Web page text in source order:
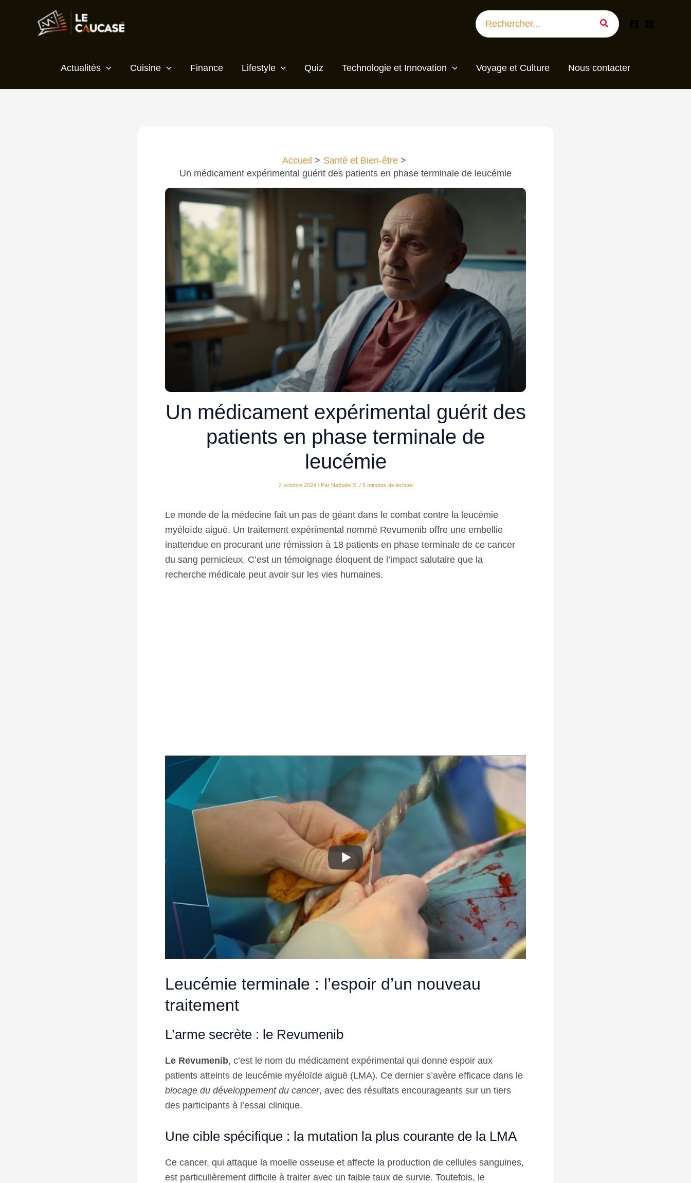
Search
for:
Actualités Cuisine Finance Lifestyle Quiz Technologie et Innovation Voyage et Culture Nous contacter
Accueil
Santé et Bien-être
Un médicament expérimental guérit des patients en phase terminale de leucémie
Un médicament expérimental guérit des
patients en phase terminale de
leucémie
2 octobre 2024 / Par Nathalie S. / 5 minutes de lecture
Le monde de la médecine fait un pas de géant dans le combat contre la leucémie
myéloïde aiguë. Un traitement expérimental nommé Revumenib offre une embellie
inattendue en procurant une rémission à 18 patients en phase terminale de ce cancer
du sang pernicieux. C’est un témoignage éloquent de l’impact salutaire que la
recherche médicale peut avoir sur les vies humaines.
Leucémie terminale : l’espoir d’un nouveau
traitement
L’arme secrète : le Revumenib
Le Revumenib, c’est le nom du médicament expérimental qui donne espoir aux
patients atteints de leucémie myéloïde aiguë (LMA). Ce dernier s’avère efficace dans le
blocage du développement du cancer, avec des résultats encourageants sur un tiers
des participants à l’essai clinique.
Une cible spécifique : la mutation la plus courante de la LMA
Ce cancer, qui attaque la moelle osseuse et affecte la production de cellules sanguines,
est particulièrement difficile à traiter avec un faible taux de survie. Toutefois, le